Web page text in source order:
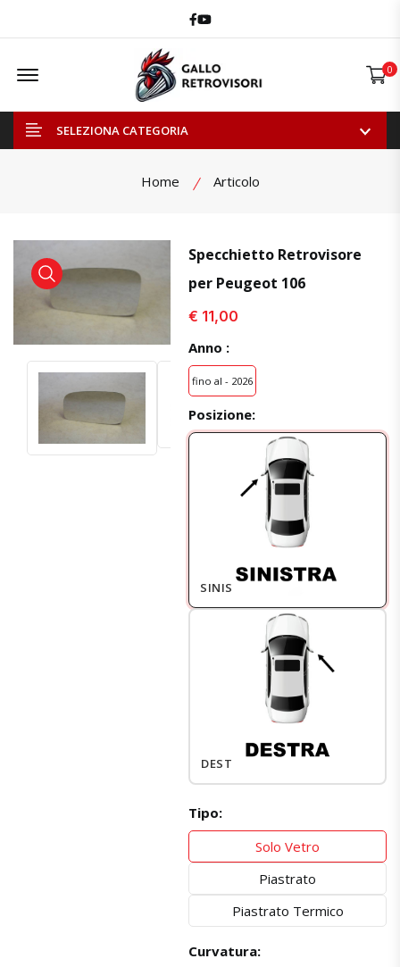
Facebook
Youtube
Offcanvas Menu Open 0
SELEZIONA CATEGORIA
Home Articolo
visualizza prodotto visualizza prodotto
Specchietto Retrovisore
per Peugeot 106
€ 11,00
Anno :
fino al - 2026
Posizione:
SINISTRO
DESTRO
Tipo:
Solo Vetro
Piastrato
Piastrato Termico
Curvatura: